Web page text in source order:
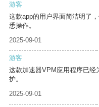
游客
这款app的用户界面简洁明了
悉操作。
2025-09-01
游客
这款加速器VPM应用程序已经
护。
2025-09-01